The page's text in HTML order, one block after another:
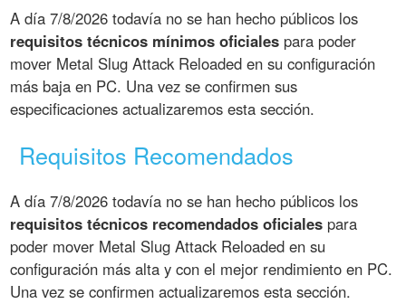
A día 7/8/2026 todavía no se han hecho públicos los
requisitos técnicos mínimos oficiales para poder
mover Metal Slug Attack Reloaded en su configuración
más baja en PC. Una vez se confirmen sus
especificaciones actualizaremos esta sección.
Requisitos Recomendados
A día 7/8/2026 todavía no se han hecho públicos los
requisitos técnicos recomendados oficiales para
poder mover Metal Slug Attack Reloaded en su
configuración más alta y con el mejor rendimiento en PC.
Una vez se confirmen actualizaremos esta sección.